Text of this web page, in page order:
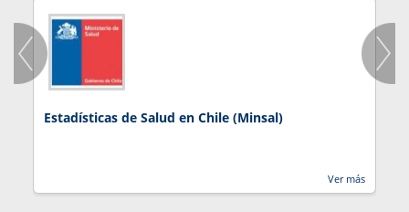
Estadísticas de Salud en Chile (Minsal)
Ver más